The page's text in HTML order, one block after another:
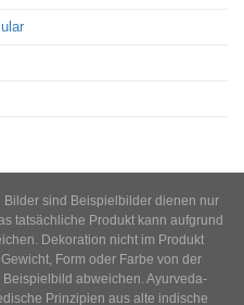
sind Beispielbilder dienen nur
tatsächliche Produkt kann aufgrund
Dekoration nicht im Produkt
Form oder Farbe von der
abweichen. Ayurveda-
Prinzipien aus alte indische